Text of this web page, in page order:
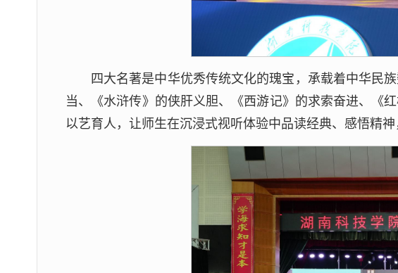
四大名著是中华优秀传统文化的瑰宝，承载着中华民
当、《水浒传》的侠肝义胆、《西游记》的求索奋进、《
以艺育人，让师生在沉浸式视听体验中品读经典、感悟精